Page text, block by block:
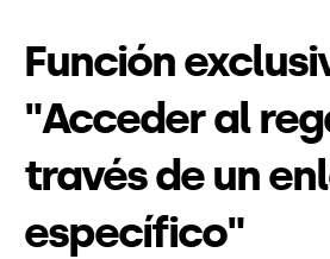
Función
"Acceder al
través de un
específico"